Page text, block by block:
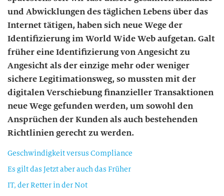
und Abwicklungen des täglichen Lebens über das
Internet tätigen, haben sich neue Wege der
Identifizierung im World Wide Web aufgetan. Galt
früher eine Identifizierung von Angesicht zu
Angesicht als der einzige mehr oder weniger
sichere Legitimationsweg, so mussten mit der
digitalen Verschiebung finanzieller Transaktionen
neue Wege gefunden werden, um sowohl den
Ansprüchen der Kunden als auch bestehenden
Richtlinien gerecht zu werden.
Geschwindigkeit versus Compliance
Es gilt das Jetzt aber auch das Früher
IT, der Retter in der Not